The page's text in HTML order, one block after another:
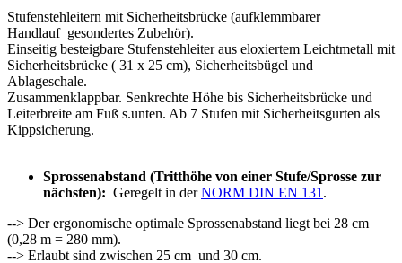
Stufenstehleitern mit Sicherheitsbrücke (aufklemmbarer
Handlauf gesondertes Zubehör).
Einseitig besteigbare Stufenstehleiter aus eloxiertem Leichtmetall mit
Sicherheitsbrücke ( 31 x 25 cm), Sicherheitsbügel und
Ablageschale.
Zusammenklappbar. Senkrechte Höhe bis Sicherheitsbrücke und
Leiterbreite am Fuß s.unten. Ab 7 Stufen mit Sicherheitsgurten als
Kippsicherung.
Sprossenabstand (Tritthöhe von einer Stufe/Sprosse zur
nächsten): Geregelt in derNORM DIN EN 131 .
--> Der ergonomische optimale Sprossenabstand liegt bei 28 cm
(0,28 m = 280 mm).
--> Erlaubt sind zwischen 25 cm und 30 cm.